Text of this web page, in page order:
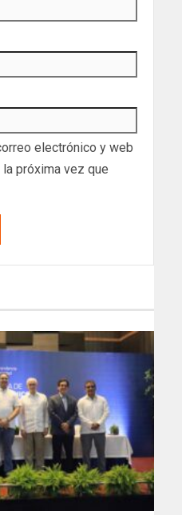
electrónico y web
próxima vez que